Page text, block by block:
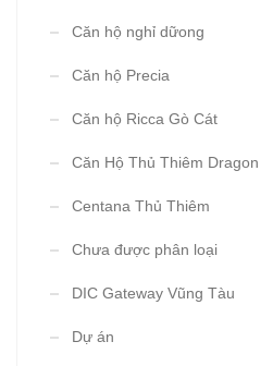
Căn hộ nghỉ dữong
Căn hộ Precia
Căn hộ Ricca Gò Cát
Căn Hộ Thủ Thiêm Dragon
Centana Thủ Thiêm
Chưa được phân loại
DIC Gateway Vũng Tàu
Dự án